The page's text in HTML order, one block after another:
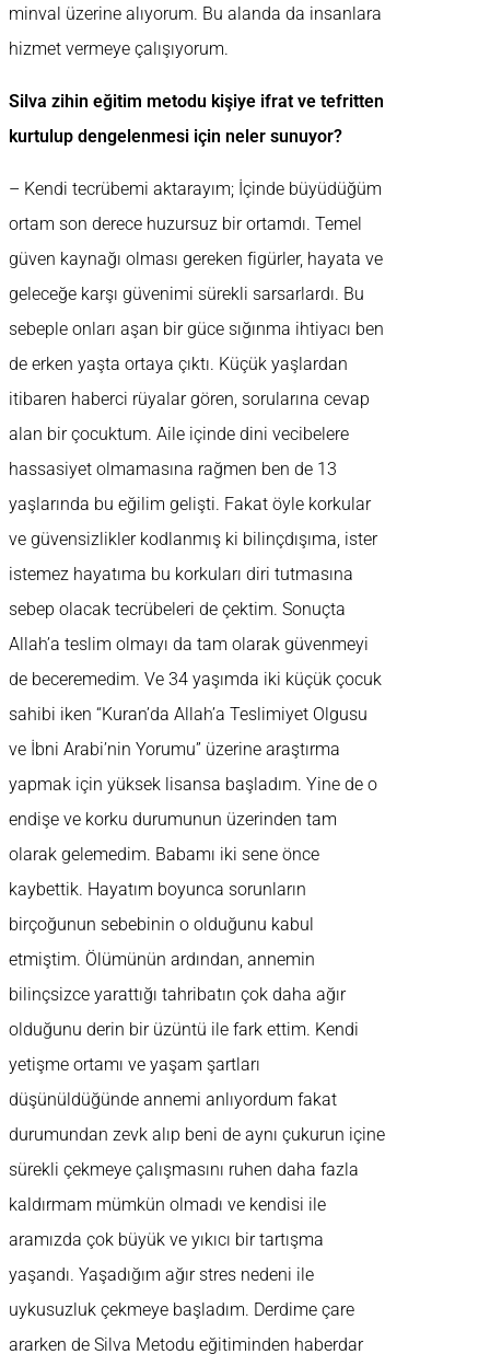
minval üzerine alıyorum. Bu alanda da insanlara
hizmet vermeye çalışıyorum.
Silva zihin eğitim metodu kişiye ifrat ve tefritten
kurtulup dengelenmesi için neler sunuyor?
– Kendi tecrübemi aktarayım; İçinde büyüdüğüm
ortam son derece huzursuz bir ortamdı. Temel
güven kaynağı olması gereken figürler, hayata ve
geleceğe karşı güvenimi sürekli sarsarlardı. Bu
sebeple onları aşan bir güce sığınma ihtiyacı ben
de erken yaşta ortaya çıktı. Küçük yaşlardan
itibaren haberci rüyalar gören, sorularına cevap
alan bir çocuktum. Aile içinde dini vecibelere
hassasiyet olmamasına rağmen ben de 13
yaşlarında bu eğilim gelişti. Fakat öyle korkular
ve güvensizlikler kodlanmış ki bilinçdışıma, ister
istemez hayatıma bu korkuları diri tutmasına
sebep olacak tecrübeleri de çektim. Sonuçta
Allah’a teslim olmayı da tam olarak güvenmeyi
de beceremedim. Ve 34 yaşımda iki küçük çocuk
sahibi iken “Kuran’da Allah’a Teslimiyet Olgusu
ve İbni Arabi’nin Yorumu” üzerine araştırma
yapmak için yüksek lisansa başladım. Yine de o
endişe ve korku durumunun üzerinden tam
olarak gelemedim. Babamı iki sene önce
kaybettik. Hayatım boyunca sorunların
birçoğunun sebebinin o olduğunu kabul
etmiştim. Ölümünün ardından, annemin
bilinçsizce yarattığı tahribatın çok daha ağır
olduğunu derin bir üzüntü ile fark ettim. Kendi
yetişme ortamı ve yaşam şartları
düşünüldüğünde annemi anlıyordum fakat
durumundan zevk alıp beni de aynı çukurun içine
sürekli çekmeye çalışmasını ruhen daha fazla
kaldırmam mümkün olmadı ve kendisi ile
aramızda çok büyük ve yıkıcı bir tartışma
yaşandı. Yaşadığım ağır stres nedeni ile
uykusuzluk çekmeye başladım. Derdime çare
ararken de Silva Metodu eğitiminden haberdar